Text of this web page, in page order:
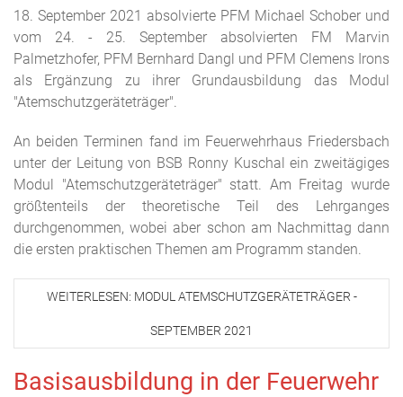
18. September 2021 absolvierte PFM Michael Schober und
vom 24. - 25. September absolvierten FM Marvin
Palmetzhofer, PFM Bernhard Dangl und PFM Clemens Irons
als Ergänzung zu ihrer Grundausbildung das Modul
"Atemschutzgeräteträger".
An beiden Terminen fand im Feuerwehrhaus Friedersbach
unter der Leitung von BSB Ronny Kuschal ein zweitägiges
Modul "Atemschutzgeräteträger" statt. Am Freitag wurde
größtenteils der theoretische Teil des Lehrganges
durchgenommen, wobei aber schon am Nachmittag dann
die ersten praktischen Themen am Programm standen.
WEITERLESEN: MODUL ATEMSCHUTZGERÄTETRÄGER -
SEPTEMBER 2021
Basisausbildung in der Feuerwehr